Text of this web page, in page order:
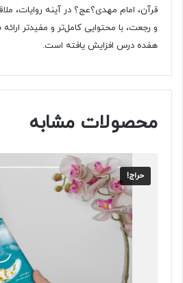
قرآن، امام مهدی؟عج؟ در آینه روایات،
و رجعت، با محتوایی کامل‌تر و مفیدتر
هفده درس افزایش یافته است.
محصولات مشابه
حراج!